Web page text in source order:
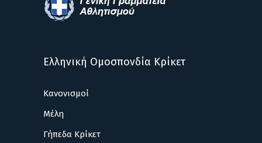
Ελληνική Ομοσπονδία Κρίκετ
Κανονισμοί
Μέλη
Γήπεδα Κρίκετ